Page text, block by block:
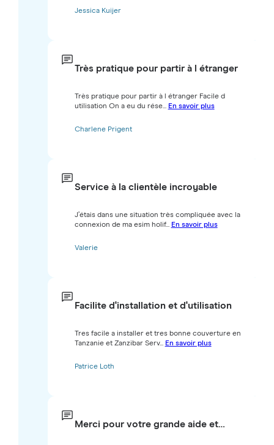
Jessica Kuijer
Très pratique pour partir à l étranger
Très pratique pour partir à l étranger Facile d
utilisation On a eu du rése... En savoir plus
Charlene Prigent
Service à la clientèle incroyable
J’étais dans une situation très compliquée avec la
connexion de ma esim holif... En savoir plus
Valerie
Facilite d'installation et d'utilisation
Tres facile a installer et tres bonne couverture en
Tanzanie et Zanzibar Serv... En savoir plus
Patrice Loth
Merci pour votre grande aide et…